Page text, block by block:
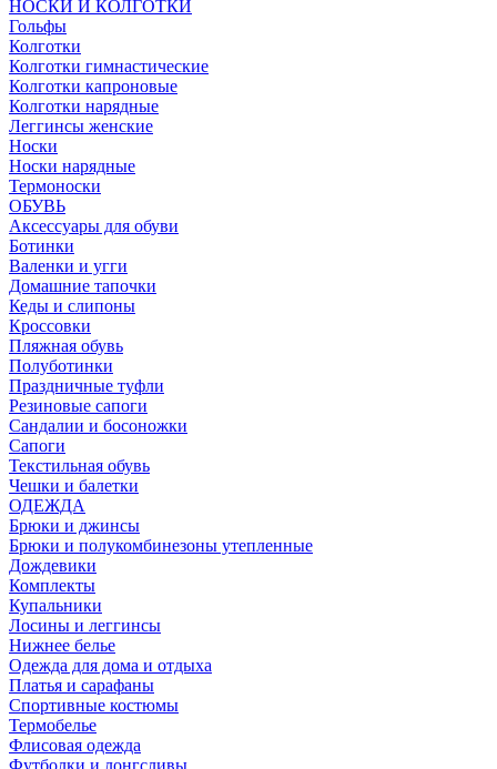
НОСКИ И КОЛГОТКИ
Гольфы
Колготки
Колготки гимнастические
Колготки капроновые
Колготки нарядные
Леггинсы женские
Носки
Носки нарядные
Термоноски
ОБУВЬ
Аксессуары для обуви
Ботинки
Валенки и угги
Домашние тапочки
Кеды и слипоны
Кроссовки
Пляжная обувь
Полуботинки
Праздничные туфли
Резиновые сапоги
Сандалии и босоножки
Сапоги
Текстильная обувь
Чешки и балетки
ОДЕЖДА
Брюки и джинсы
Брюки и полукомбинезоны утепленные
Дождевики
Комплекты
Купальники
Лосины и леггинсы
Нижнее белье
Одежда для дома и отдыха
Платья и сарафаны
Спортивные костюмы
Термобелье
Флисовая одежда
Футболки и лонгсливы